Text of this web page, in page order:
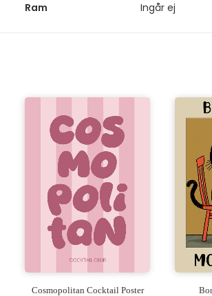
Ram
Ingår ej
Cosmopolitan Cocktail Poster